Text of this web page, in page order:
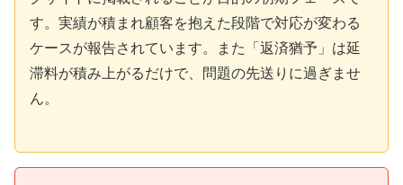
す。実績が積まれ顧客を抱えた段階で対応が変わる
ケースが報告されています。また「返済猶予」は延
滞料が積み上がるだけで、問題の先送りに過ぎませ
ん。